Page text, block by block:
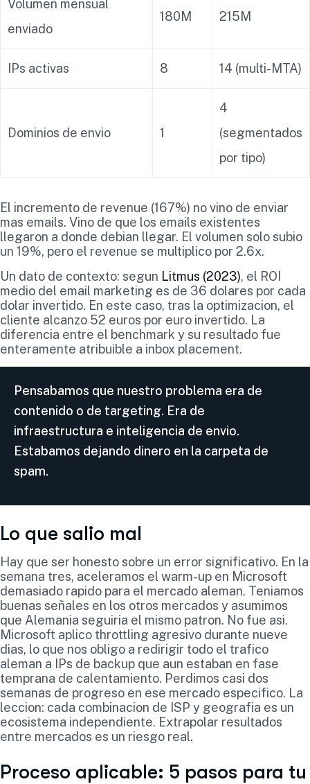
Volumen mensual
enviado
180M 215M
IPs activas 8 14 (multi-MTA)
Dominios de envio 1
4
(segmentados
por tipo)
El incremento de revenue (167%) no vino de enviar
mas emails. Vino de que los emails existentes
llegaron a donde debian llegar. El volumen solo subio
un 19%, pero el revenue se multiplico por 2.6x.
Un dato de contexto: segun Litmus (2023), el ROI
medio del email marketing es de 36 dolares por cada
dolar invertido. En este caso, tras la optimizacion, el
cliente alcanzo 52 euros por euro invertido. La
diferencia entre el benchmark y su resultado fue
enteramente atribuible a inbox placement.
Pensabamos que nuestro problema era de
contenido o de targeting. Era de
infraestructura e inteligencia de envio.
Estabamos dejando dinero en la carpeta de
spam.
Lo que salio mal
Hay que ser honesto sobre un error significativo. En la
semana tres, aceleramos el warm-up en Microsoft
demasiado rapido para el mercado aleman. Teniamos
buenas señales en los otros mercados y asumimos
que Alemania seguiria el mismo patron. No fue asi.
Microsoft aplico throttling agresivo durante nueve
dias, lo que nos obligo a redirigir todo el trafico
aleman a IPs de backup que aun estaban en fase
temprana de calentamiento. Perdimos casi dos
semanas de progreso en ese mercado especifico. La
leccion: cada combinacion de ISP y geografia es un
ecosistema independiente. Extrapolar resultados
entre mercados es un riesgo real.
Proceso aplicable: 5 pasos para tu